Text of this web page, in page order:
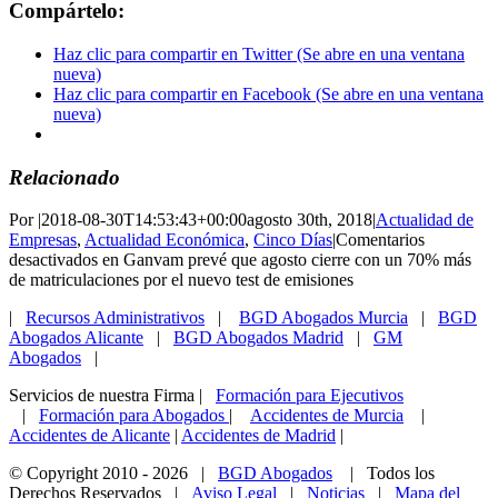
Compártelo:
Haz clic para compartir en Twitter (Se abre en una ventana
nueva)
Haz clic para compartir en Facebook (Se abre en una ventana
nueva)
Relacionado
Por |2018-08-30T14:53:43+00:00agosto 30th, 2018|Actualidad de
Empresas, Actualidad Económica, Cinco Días|Comentarios
desactivados en Ganvam prevé que agosto cierre con un 70% más
de matriculaciones por el nuevo test de emisiones
| Recursos Administrativos | BGD Abogados Murcia | BGD
Abogados Alicante | BGD Abogados Madrid | GM
Abogados |
Servicios de nuestra Firma | Formación para Ejecutivos
| Formación para Abogados | Accidentes de Murcia |
Accidentes de Alicante | Accidentes de Madrid |
© Copyright 2010 - 2026 | BGD Abogados | Todos los
Derechos Reservados | Aviso Legal | Noticias | Mapa del